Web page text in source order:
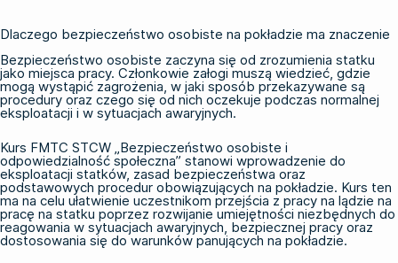
Dlaczego bezpieczeństwo osobiste na pokładzie ma znaczenie
Bezpieczeństwo osobiste zaczyna się od zrozumienia statku
jako miejsca pracy. Członkowie załogi muszą wiedzieć, gdzie
mogą wystąpić zagrożenia, w jaki sposób przekazywane są
procedury oraz czego się od nich oczekuje podczas normalnej
eksploatacji i w sytuacjach awaryjnych.
Kurs FMTC STCW „Bezpieczeństwo osobiste i
odpowiedzialność społeczna” stanowi wprowadzenie do
eksploatacji statków, zasad bezpieczeństwa oraz
podstawowych procedur obowiązujących na pokładzie. Kurs ten
ma na celu ułatwienie uczestnikom przejścia z pracy na lądzie na
pracę na statku poprzez rozwijanie umiejętności niezbędnych do
reagowania w sytuacjach awaryjnych, bezpiecznej pracy oraz
dostosowania się do warunków panujących na pokładzie.